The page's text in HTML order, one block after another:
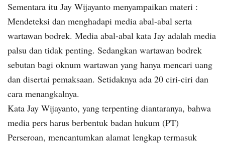
Sementara itu Jay Wijayanto menyampaikan materi :
Mendeteksi dan menghadapi media abal-abal serta
wartawan bodrek. Media abal-abal kata Jay adalah media
palsu dan tidak penting. Sedangkan wartawan bodrek
sebutan bagi oknum wartawan yang hanya mencari uang
dan disertai pemaksaan. Setidaknya ada 20 ciri-ciri dan
cara menangkalnya.
Kata Jay Wijayanto, yang terpenting diantaranya, bahwa
media pers harus berbentuk badan hukum (PT)
Perseroan, mencantumkan alamat lengkap termasuk